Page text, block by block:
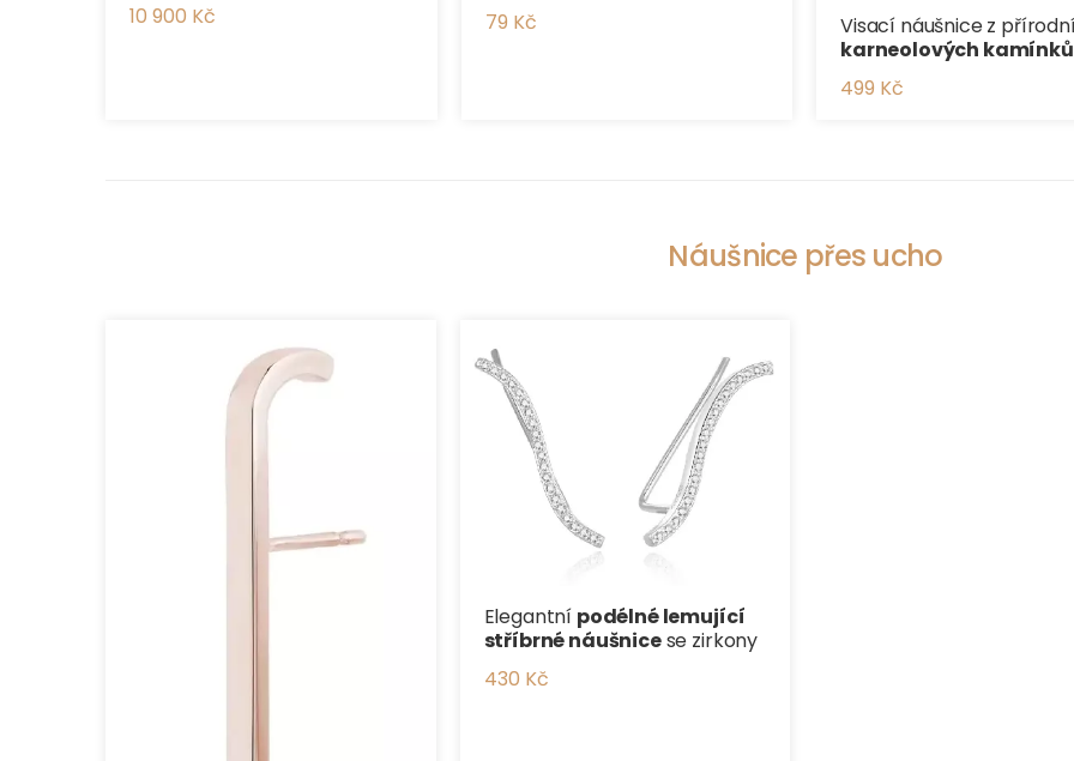
10 900 Kč
79 Kč
Visací náušnice z
karneolových kamínků
499 Kč
Náušnice přes ucho
Elegantní podélné lemující
stříbrné náušnicese zirkony
430 Kč